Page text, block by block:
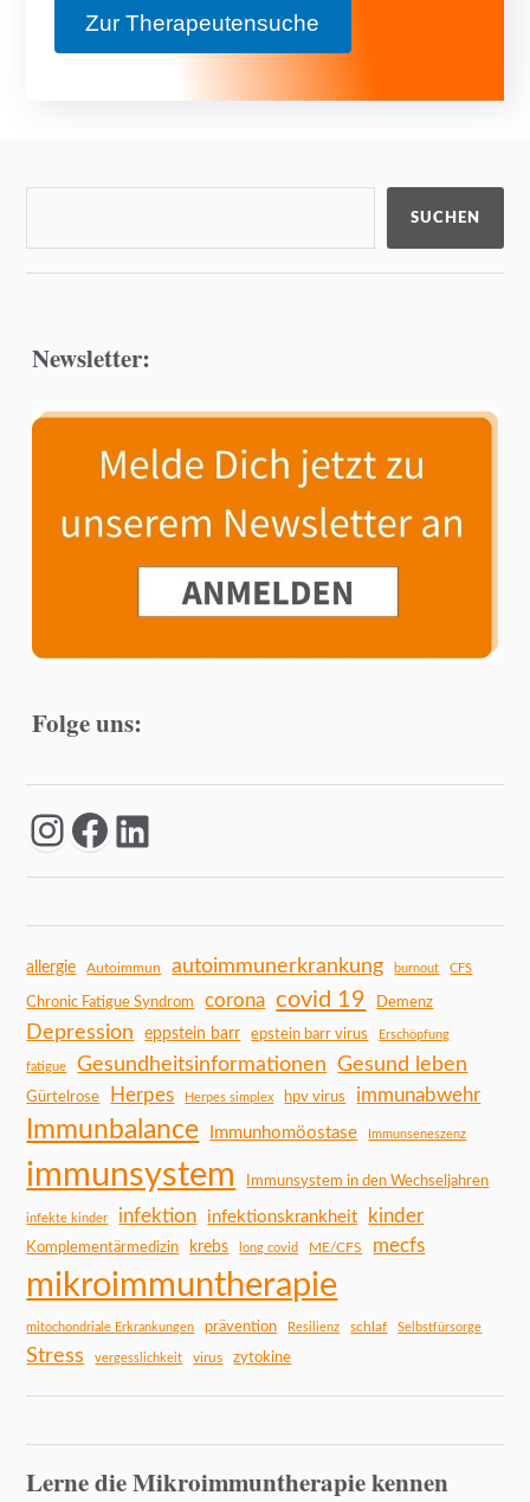
Zur Therapeutensuche
SUCHEN
Newsletter:
Folge uns:
allergie Autoimmun autoimmunerkrankung burnout CFS
Chronic Fatigue Syndrom corona covid 19 Demenz
Depression eppstein barr epstein barr virus Erschöpfung
fatigue Gesundheitsinformationen Gesund leben
Gürtelrose Herpes Herpes simplex hpv virus immunabwehr
Immunbalance Immunhomöostase Immunseneszenz
immunsystem Immunsystem in den Wechseljahren
infekte kinder infektion infektionskrankheit kinder
Komplementärmedizin krebs long covid ME/CFS mecfs
mikroimmuntherapie
mitochondriale Erkrankungen prävention Resilienz schlaf Selbstfürsorge
Stress vergesslichkeit virus zytokine
Lerne die Mikroimmuntherapie kennen